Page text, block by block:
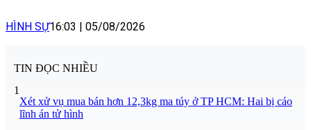
HÌNH SỰ16:03 | 05/08/2026
TIN ĐỌC NHIỀU
1
Xét xử vụ mua bán hơn 12,3kg ma túy ở TP HCM: Hai bị cáo
lĩnh án tử hình